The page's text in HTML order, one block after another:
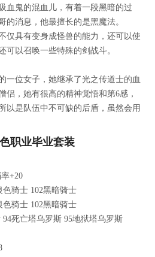
血鬼的混血儿，有着一段黑暗的过
的消息，他最擅长的是黑魔法。
仅具有变身成怪兽的能力，还可以使
可以召唤一些特殊的剑战斗。
一位女子，她继承了光之传道士的血
侣，她有很高的精神觉悟和第6感，
以是队伍中不可缺的后盾，虽然会用
职业毕业套装
+20
色骑士 102黑暗骑士
色骑士 102黑暗骑士
死亡塔乌罗斯 95地狱塔乌罗斯